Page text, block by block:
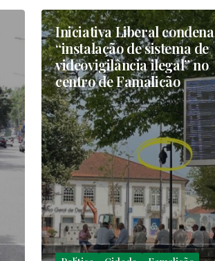
Iniciativa Liberal condena
“instalação de sistema de
videovigilância ilegal” no
centro de Famalicão